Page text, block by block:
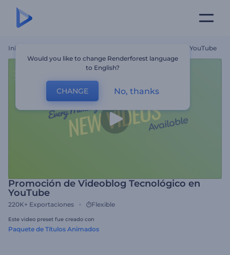
Inicio Promoción De Videoblog Tecnológico En YouTube
Promoción de Videoblog Tecnológico en
YouTube
220K+ Exportaciones Flexible
Este video preset fue creado con
Paquete de Títulos Animados
Would you like to change Renderforest language
to English?
CHANGE No, thanks